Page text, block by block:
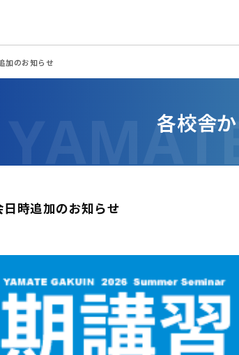
加のお知らせ
各校舎
時追加のお知らせ